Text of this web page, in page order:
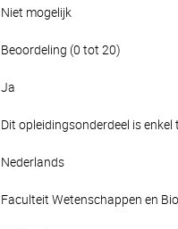
Niet mogelijk
Beoordeling (0 tot 20)
Ja
Dit opleidingsonderdeel is
Nederlands
Faculteit Wetenschappen en